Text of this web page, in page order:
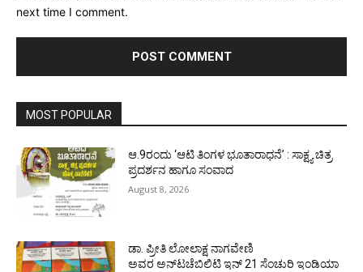
next time I comment.
MOST POPULAR
ಆ.9ರಂದು ‘ಆಟಿ ತಿಂಗಳ ಭೂತಾರಾಧನೆ’ : ಸಾಕ್ಷ್ಯ ಚಿತ್ರ
ಪ್ರದರ್ಶನ ಹಾಗೂ ಸಂವಾದ
August 8, 2026
ಡಾ. ಪ್ರೀತಿ ಲೋಲಾಕ್ಷ ನಾಗವೇಣಿ
ಅವರ ಅನ್‌ಟಚೆಬಿಲಿಟಿ ಇನ್ 21 ಸೆಂಚುರಿ ಇಂಡಿಯಾ